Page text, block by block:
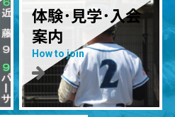
体験･見学･入会
案内
How to join